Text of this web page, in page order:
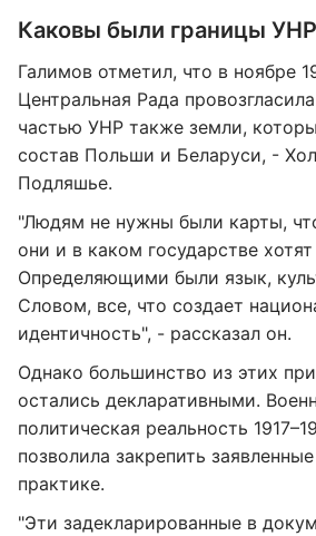
Каковы были границы
Галимов отметил, что в ноябре
Центральная Рада
частью УНР также земли,
состав Польши и Беларуси, -
Подляшье.
"Людям не нужны были карты,
они и в каком государстве
Определяющими были язык,
Словом, все, что создает
идентичность", - рассказал он.
Однако большинство из этих
остались декларативными.
политическая реальность
позволила закрепить
практике.
"Эти задекларированные в